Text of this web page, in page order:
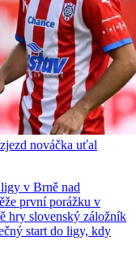
nováčka uťal
v Brně nad
první porážku v
hry slovenský záložník
start do ligy, kdy